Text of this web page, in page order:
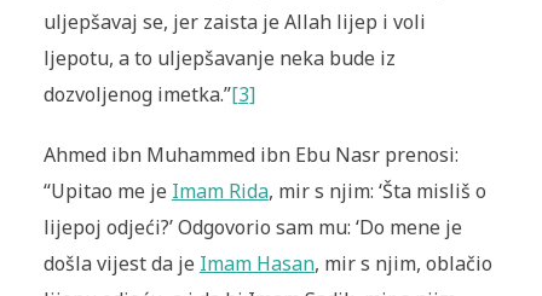
uljepšavaj se, jer zaista je Allah lijep i voli
ljepotu, a to uljepšavanje neka bude iz
dozvoljenog imetka.”[3]
Ahmed ibn Muhammed ibn Ebu Nasr prenosi:
“Upitao me je Imam Rida, mir s njim: ‘Šta misliš o
lijepoj odjeći?’ Odgovorio sam mu: ‘Do mene je
došla vijest da je Imam Hasan, mir s njim, oblačio